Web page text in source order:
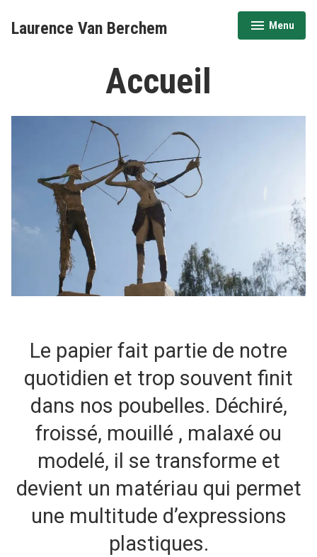
Laurence Van Berchem Menu
déplié
réduit
Accueil
Le papier fait partie de notre
quotidien et trop souvent finit
dans nos poubelles. Déchiré,
froissé, mouillé , malaxé ou
modelé, il se transforme et
devient un matériau qui permet
une multitude d’expressions
plastiques.